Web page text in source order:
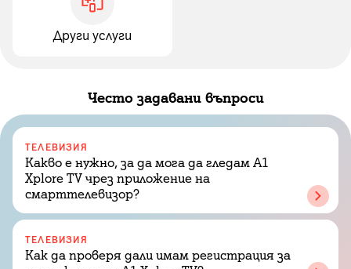
Други услуги
Често задавани въпроси
ТЕЛЕВИЗИЯ
Какво е нужно, за да мога да гледам A1
Xplore TV чрез приложение на
смарттелевизор?
ТЕЛЕВИЗИЯ
Как да проверя дали имам регистрация за